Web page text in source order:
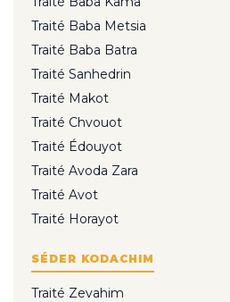
Traité Baba Metsia
Traité Baba Batra
Traité Sanhedrin
Traité Makot
Traité Chvouot
Traité Édouyot
Traité Avoda Zara
Traité Avot
Traité Horayot
SÉDER KODACHIM
Traité Zevahim